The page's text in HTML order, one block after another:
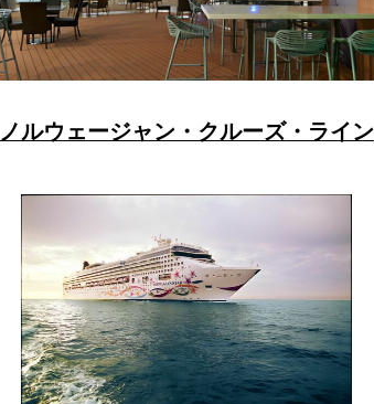
ノルウェージャン・クルーズ・ライン